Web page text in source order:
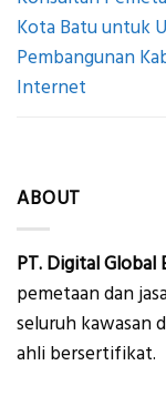
Kota Batu untuk
Pembangunan
Internet
ABOUT
PT. Digital Global
pemetaan dan
seluruh kawasan
ahli bersertifikat.